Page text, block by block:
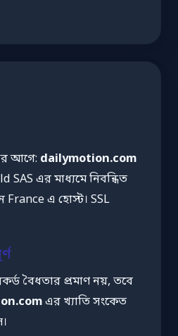
আগে: dailymotion.com
SAS এর মাধ্যমে নিবন্ধিত
France এ হোস্ট। SSL
বৈধতার প্রমাণ নয়, তবে
এর খ্যাতি সংকেত